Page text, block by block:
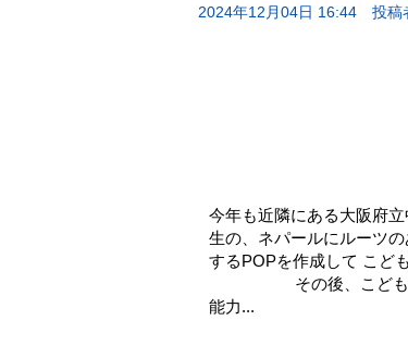
2024年12月04日 16:44 投稿
今年も近隣にある大阪府
生の、ネパールにルーツ
するPOPを作成して こど
その後、こども資料室
能力...